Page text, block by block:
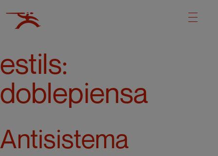
estils:
doblepiensa
Antisistema